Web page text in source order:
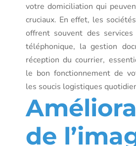
votre domiciliation qui
cruciaux. En effet, les
offrent souvent des services
téléphonique, la gestion
réception du courrier,
le bon fonctionnement de
les soucis logistiques
de